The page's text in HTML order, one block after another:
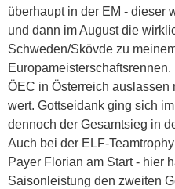
überhaupt in der EM - dieser
und dann im August die
Schweden/Skövde zu
ÖEC in Österreich auslassen
wert. Gottseidank ging sich
dennoch der Gesamtsieg in
Auch bei der ELF-
Payer Florian am Start - hier
Saisonleistung den zweiten